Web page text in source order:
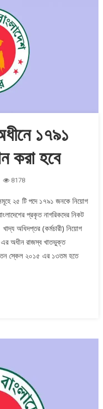
১৭৯১
করা হবে
8178
২৫ টি পদে ১৭৯১ জনকে নিয়োগ
প্রকৃত নাগরিকদের নিকট
অধিদপ্তর (কর্মচারী) নিয়োগ
এর অধীন রাজস্ব খাতভুক্ত
স্কেল ২০১৫ এর ১৩তম হতে